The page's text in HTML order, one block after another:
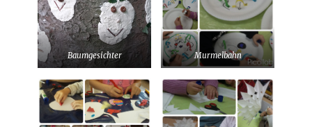
Baumgesichter Murmelbahn